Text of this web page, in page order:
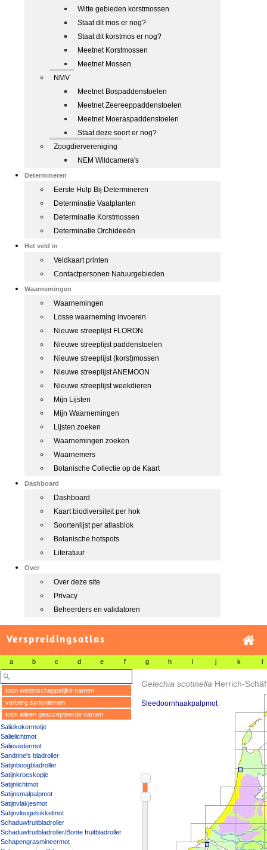
Witte gebieden korstmossen
Staat dit mos er nog?
Staat dit korstmos er nog?
Meetnet Korstmossen
Meetnet Mossen
NMV
Meetnet Bospaddenstoelen
Meetnet Zeereeppaddenstoelen
Meetnet Moeraspaddenstoelen
Staat deze soort er nog?
Zoogdiervereniging
NEM Wildcamera's
Determineren
Eerste Hulp Bij Determineren
Determinatie Vaatplanten
Determinatie Korstmossen
Determinatie Orchideeën
Het veld in
Veldkaart printen
Contactpersonen Natuurgebieden
Waarnemingen
Waarnemingen
Losse waarneming invoeren
Nieuwe streeplijst FLORON
Nieuwe streeplijst paddenstoelen
Nieuwe streeplijst (korst)mossen
Nieuwe streeplijst ANEMOON
Nieuwe streeplijst weekdieren
Mijn Lijsten
Mijn Waarnemingen
Lijsten zoeken
Waarnemingen zoeken
Waarnemers
Botanische Collectie op de Kaart
Dashboard
Dashboard
Kaart biodiversiteit per hok
Soortenlijst per atlasblok
Botanische hotspots
Literatuur
Over
Over deze site
Privacy
Beheerders en validatoren
Verspreidingsatlas
a b c d e f g h i j k l
toon wetenschappelijke namen
verberg synoniemen
toon alleen geaccepteerde namen
Saliekokermotje
Salielichtmot
Salievedermot
Sandrine's bladroller
Satijnboogbladroller
Satijnkroeskopje
Satijnlichtmot
Satijnsmalpalpmot
Satijnvlakjesmot
Satijnvleugelsikkelmot
Schaduwfruitbladroller
Schaduwfruitbladroller/Bonte fruitbladroller
Schapengrasmineermot
Gelechia scotinella Herrich-
Sleedoornhaakpalpmot